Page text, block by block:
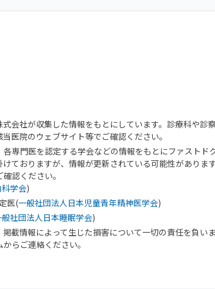
会社が収集した情報をもとにしています。診療科や診
医院のウェブサイト等でご確認ください。
専門医を認定する学会などの情報をもとにファストド
ておりますが、情報が更新されている可能性がありま
認ください。
学会)
医(一般社団法人日本児童青年精神医学会)
般社団法人日本睡眠学会)
載情報によって生じた損害について一切の責任を負い
らご連絡ください。